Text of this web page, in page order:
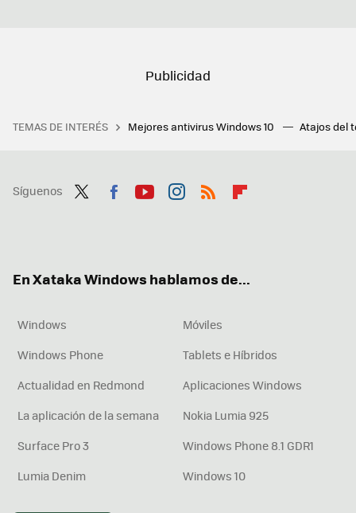
TEMAS DE INTERÉS Mejores antivirus Windows 10 Atajos del
Síguenos
En Xataka Windows hablamos de...
Windows
Móviles
Windows Phone
Tablets e Híbridos
Actualidad en Redmond
Aplicaciones Windows
La aplicación de la semana
Nokia Lumia 925
Surface Pro 3
Windows Phone 8.1 GDR1
Lumia Denim
Windows 10